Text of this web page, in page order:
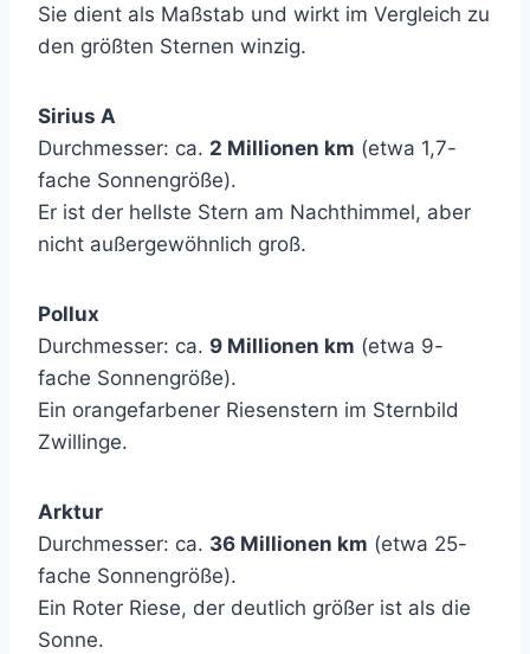
Sie dient als Maßstab und wirkt im Vergleich zu
den größten Sternen winzig.
Sirius A
Durchmesser: ca. 2 Millionen km (etwa 1,7-
fache Sonnengröße).
Er ist der hellste Stern am Nachthimmel, aber
nicht außergewöhnlich groß.
Pollux
Durchmesser: ca. 9 Millionen km (etwa 9-
fache Sonnengröße).
Ein orangefarbener Riesenstern im Sternbild
Zwillinge.
Arktur
Durchmesser: ca. 36 Millionen km (etwa 25-
fache Sonnengröße).
Ein Roter Riese, der deutlich größer ist als die
Sonne.